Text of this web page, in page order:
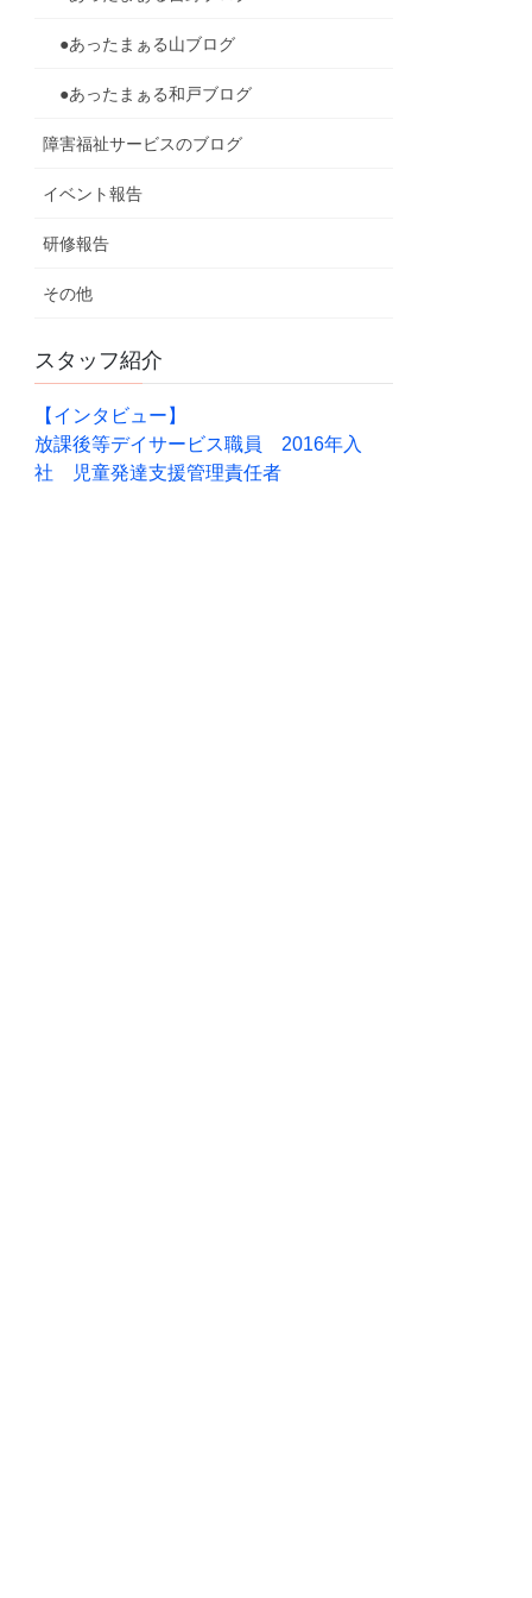
●あったまぁる山ブログ
●あったまぁる和戸ブログ
障害福祉サービスのブログ
イベント報告
研修報告
その他
スタッフ紹介
【インタビュー】
放課後等デイサービス職員 2016年入
社 児童発達支援管理責任者